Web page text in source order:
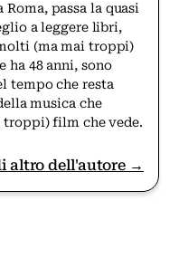
passa la quasi
a leggere libri,
(ma mai troppi)
ha 48 anni, sono
tempo che resta
musica che
troppi) film che vede.
altro dell'autore →